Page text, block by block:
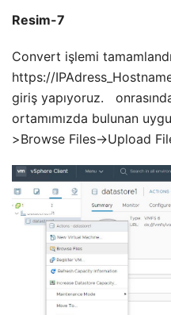
Resim-7
Convert işlemi
https://
giriş yapıyoruz.
ortamımızda bulunan
>Browse Files->Upload